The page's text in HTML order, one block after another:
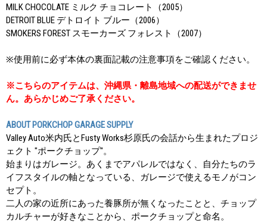
MILK CHOCOLATE ミルク チョコレート（2005）
DETROIT BLUE デトロイト ブルー（2006）
SMOKERS FOREST スモーカーズ フォレスト（2007）
※使用前に必ず本体の裏面記載の注意事項をご確認ください。
※こちらのアイテムは、沖縄県・離島地域への配送ができませ
ん。あらかじめご了承ください。
ABOUT PORKCHOP GARAGE SUPPLY
Valley Auto米内氏とFusty Works杉原氏の会話から生まれたプロジ
ェクト "ポークチョップ"。
始まりはガレージ。あくまでアパレルではなく、自分たちのラ
イフスタイルの軸となっている、ガレージで使えるモノがコン
セプト。
二人の家の近所にあった養豚所が無くなったことと、チョップ
カルチャーが好きなことから、ポークチョップと命名。